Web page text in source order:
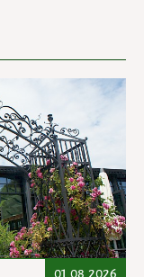
01.08.2026